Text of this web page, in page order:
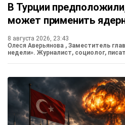
В Турции
может применить
8 августа 2026, 23:43
Олеся Аверьянова , Заместитель
недели». Журналист, социолог,